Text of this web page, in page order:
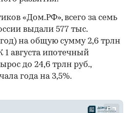
«Дом.РФ», всего за семь
выдали 577 тыс.
год) на общую сумму 2,6 трлн
1 августа ипотечный
до 24,6 трлн руб.,
года на 3,5%.